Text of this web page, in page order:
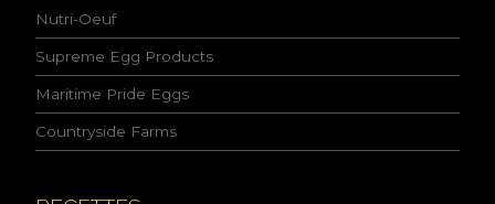
t
i
q
u
e
d
e
Nutri-Oeuf
Supreme Egg Products
Maritime Pride Eggs
Countryside Farms